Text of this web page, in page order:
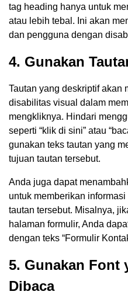
tag heading hanya untuk
atau lebih tebal. Ini akan
dan pengguna dengan
4. Gunakan
Tautan yang deskriptif akan
disabilitas visual dalam
mengkliknya. Hindari
seperti “klik di sini” atau
gunakan teks tautan yang
tujuan tautan tersebut.
Anda juga dapat
untuk memberikan
tautan tersebut. Misalnya,
halaman formulir, Anda
dengan teks “Formulir
5. Gunakan Font
Dibaca